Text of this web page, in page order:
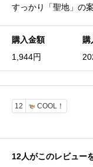
すっかり「聖地」の
購入金額
1,944円
購
12 COOL！
12人がこのレビュー